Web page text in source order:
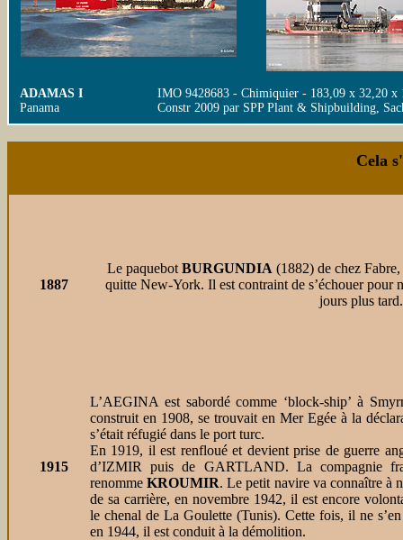
ADAMAS I
Panama
IMO 9428683 - Chimiquier - 183,09 x 32,20
Constr 2009 par SPP Plant & Shipbuilding,
Cela
1887
Le paquebot BURGUNDIA (1882) de chez
quitte New-York. Il est contraint de s’échouer pour
jours plus tard.
1915
L’AEGINA est sabordé comme ‘block-ship’ à
construit en 1908, se trouvait en Mer Egée à la
s’était réfugié dans le port turc.
En 1919, il est renfloué et devient prise de guerre
d’IZMIR puis de GARTLAND. La compagnie
renomme KROUMIR. Le petit navire va connaître à
de sa carrière, en novembre 1942, il est encore
le chenal de La Goulette (Tunis). Cette fois, il ne
en 1944, il est conduit à la démolition.